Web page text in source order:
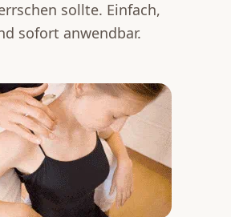
sollte. Einfach,
sofort anwendbar.